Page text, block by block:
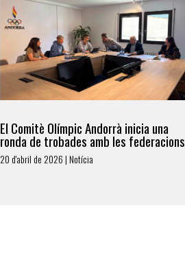
El Comitè Olímpic Andorrà inicia una
ronda de trobades amb les federacions
20 d'abril de 2026 | Notícia